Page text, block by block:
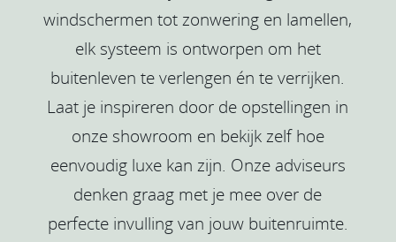
windschermen tot zonwering en lamellen,
elk systeem is ontworpen om het
buitenleven te verlengen én te verrijken.
Laat je inspireren door de opstellingen in
onze showroom en bekijk zelf hoe
eenvoudig luxe kan zijn. Onze adviseurs
denken graag met je mee over de
perfecte invulling van jouw buitenruimte.